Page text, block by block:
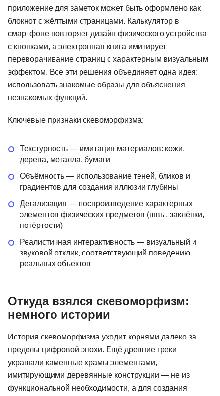
приложение для заметок может быть оформлено как
блокнот с жёлтыми страницами. Калькулятор в
смартфоне повторяет дизайн физического устройства
с кнопками, а электронная книга имитирует
переворачивание страниц с характерным визуальным
эффектом. Все эти решения объединяет одна идея:
использовать знакомые образы для объяснения
незнакомых функций.
Ключевые признаки скевоморфизма:
Текстурность — имитация материалов: кожи,
дерева, металла, бумаги
Объёмность — использование теней, бликов и
градиентов для создания иллюзии глубины
Детализация — воспроизведение характерных
элементов физических предметов (швы, заклёпки,
потёртости)
Реалистичная интерактивность — визуальный и
звуковой отклик, соответствующий поведению
реальных объектов
Откуда взялся скевоморфизм:
немного истории
История скевоморфизма уходит корнями далеко за
пределы цифровой эпохи. Ещё древние греки
украшали каменные храмы элементами,
имитирующими деревянные конструкции — не из
функциональной необходимости, а для создания